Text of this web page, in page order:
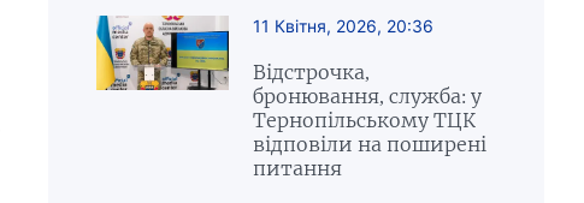
11 Квітня, 2026, 20:36
Відстрочка,
бронювання, служба: у
Тернопільському ТЦК
відповіли на поширені
питання